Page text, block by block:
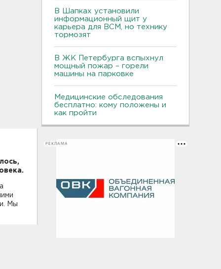
Мы
В Шапках установили
информационный щит у
карьера для ВСМ, но технику
тормозят
В ЖК Петербурга вспыхнул
мощный пожар – горели
машины на парковке
Медицинские обследования
бесплатно: кому положены и
как пройти
РЕКЛАМА